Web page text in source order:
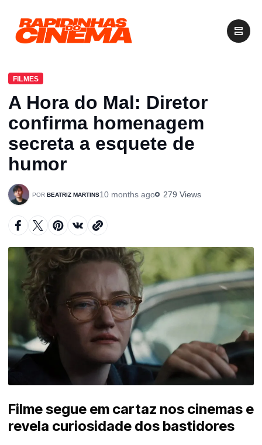
A Hora do Mal: Diretor
confirma homenagem
secreta a esquete de
humor
BEATRIZ MARTINS
FILMES
10 months ago 279 Views
Filme segue em cartaz nos cinemas e
revela curiosidade dos bastidores